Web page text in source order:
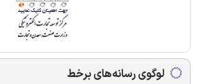
لوگوی رسانه‌های برخط